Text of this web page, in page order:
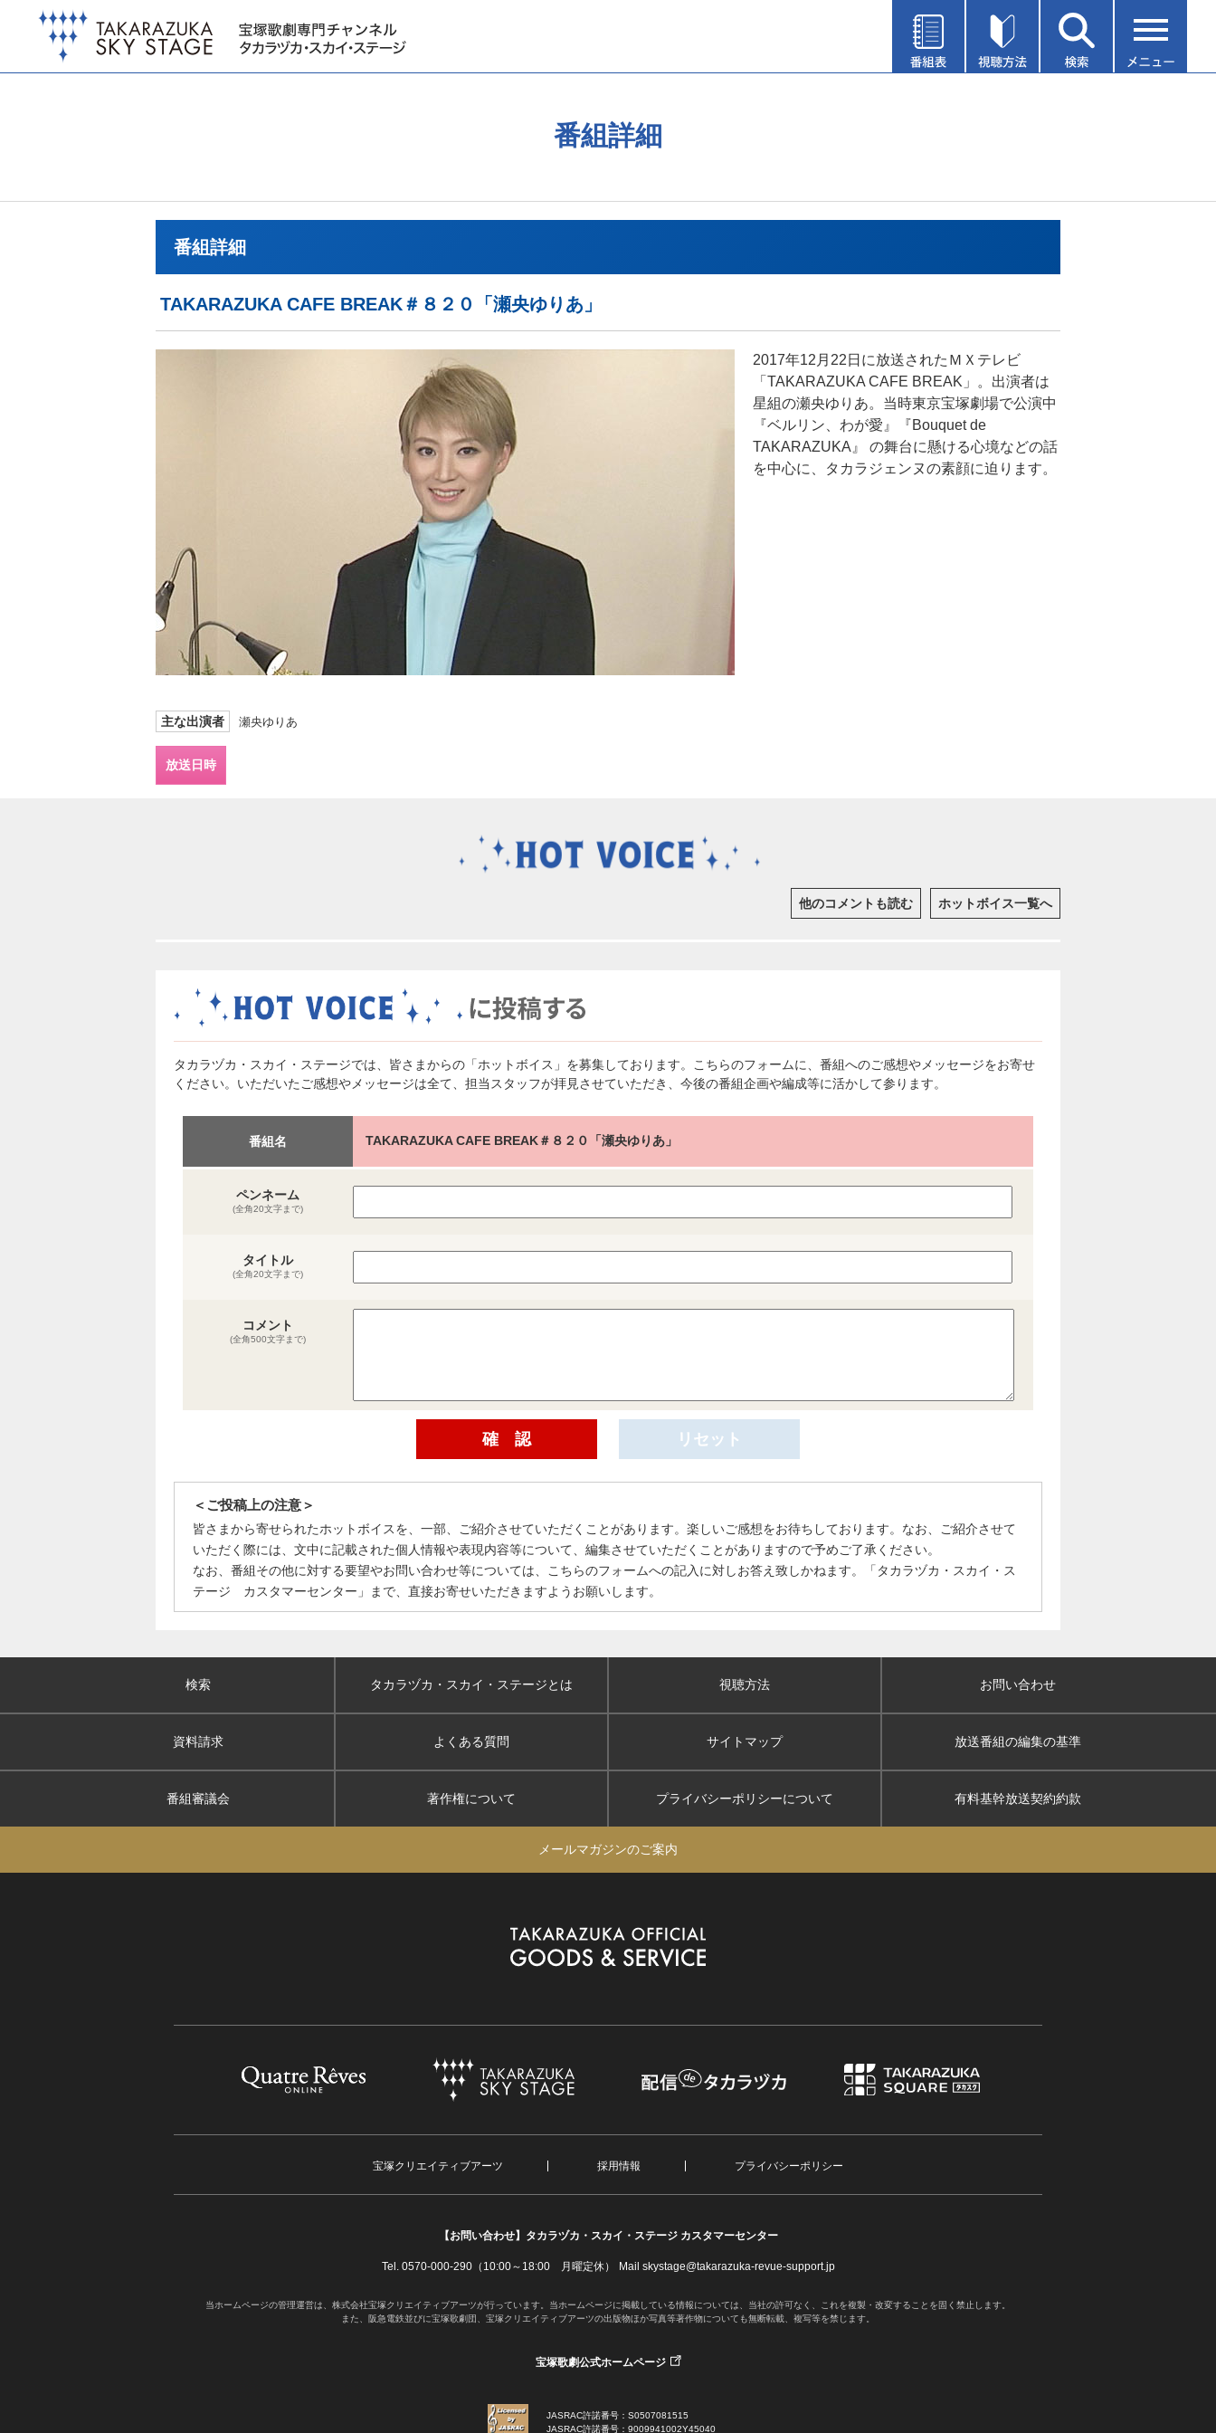
番組詳細
番組詳細
TAKARAZUKA CAFE BREAK＃８２０「瀬央ゆりあ」
2017年12月22日に放送されたＭＸテレビ
「TAKARAZUKA CAFE BREAK」。出演者は
星組の瀬央ゆりあ。当時東京宝塚劇場で公演中
『ベルリン、わが愛』『Bouquet de
TAKARAZUKA』 の舞台に懸ける心境などの話
を中心に、タカラジェンヌの素顔に迫ります。
主な出演者 瀬央ゆりあ
放送日時
他のコメントも読む ホットボイス一覧へ
タカラヅカ・スカイ・ステージでは、皆さまからの「ホットボイス」を募集しております。こちらのフォームに、番組へのご感想やメッセージをお寄せ
ください。いただいたご感想やメッセージは全て、担当スタッフが拝見させていただき、今後の番組企画や編成等に活かして参ります。
番組名 TAKARAZUKA CAFE BREAK＃８２０「瀬央ゆりあ」
ペンネーム
(全角20文字まで)
タイトル
(全角20文字まで)
コメント
(全角500文字まで)
＜ご投稿上の注意＞
皆さまから寄せられたホットボイスを、一部、ご紹介させていただくことがあります。楽しいご感想をお待ちしております。なお、ご紹介させて
いただく際には、文中に記載された個人情報や表現内容等について、編集させていただくことがありますので予めご了承ください。
なお、番組その他に対する要望やお問い合わせ等については、こちらのフォームへの記入に対しお答え致しかねます。「タカラヅカ・スカイ・ス
テージ カスタマーセンター」まで、直接お寄せいただきますようお願いします。
検索 タカラヅカ・スカイ ・ステージとは 視聴方法 お問い合わせ
資料請求 よくある質問 サイトマップ 放送番組の編集の基準
番組審議会 著作権について プライバシーポリシーについて 有料基幹放送契約約款
メールマガジンのご案内
宝塚クリエイティブアーツ 採用情報 プライバシーポリシー
【お問い合わせ】 タカラヅカ・スカイ・ステージ カスタマーセンター
Tel. 0570-000-290（10:00～18:00 月曜定休） Mail skystage@takarazuka-revue-support.jp
当ホームページの管理運営は、株式会社宝塚クリエイティブアーツが行っています。当ホームページに掲載している情報については、当社の許可なく、これを複製・改変することを固く禁止します。
また、阪急電鉄並びに宝塚歌劇団、宝塚クリエイティブアーツの出版物ほか写真等著作物についても無断転載、複写等を禁じます。
宝塚歌劇公式ホームページ
JASRAC許諾番号：S0507081515
JASRAC許諾番号：9009941002Y45040